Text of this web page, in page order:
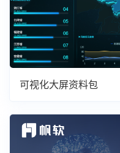
可视化大屏资料包